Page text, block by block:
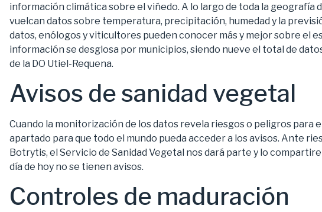
información climática sobre el viñedo. A lo largo de toda la geografía
vuelcan datos sobre temperatura, precipitación, humedad y la
datos, enólogos y viticultores pueden conocer más y mejor sobre el
información se desglosa por municipios, siendo nueve el total de
de la DO Utiel-Requena.
Avisos de sanidad vegetal
Cuando la monitorización de los datos revela riesgos o peligros para
apartado para que todo el mundo pueda acceder a los avisos. Ante
Botrytis, el Servicio de Sanidad Vegetal nos dará parte y lo
día de hoy no se tienen avisos.
Controles de maduración